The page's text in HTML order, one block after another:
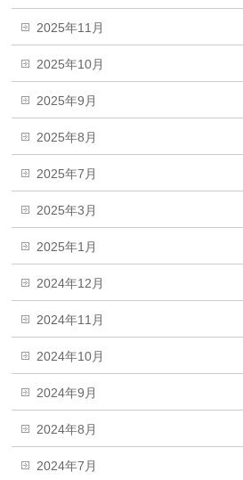
2025年11月
2025年10月
2025年9月
2025年8月
2025年7月
2025年3月
2025年1月
2024年12月
2024年11月
2024年10月
2024年9月
2024年8月
2024年7月